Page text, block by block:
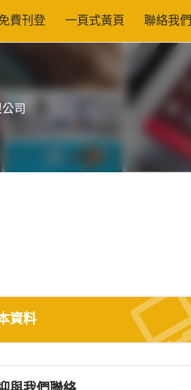
費刊登 一頁式黃頁 聯絡我們
司
資料